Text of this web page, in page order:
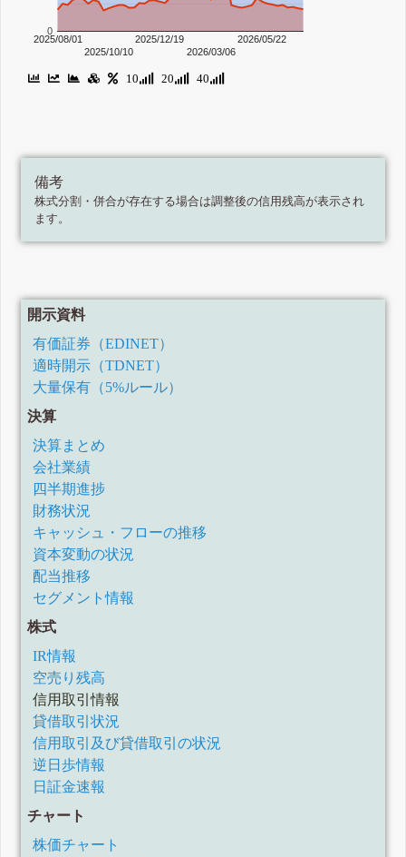
2025/08/01
2025/10/10
2025/12/19
2026/03/06
2026/05/22
0
10 20 40
備考
株式分割・併合が存在する場合は調整後の信用残高が表示され
ます。
開示資料
有価証券（EDINET）
適時開示（TDNET）
大量保有（5%ルール）
決算
決算まとめ
会社業績
四半期進捗
財務状況
キャッシュ・フローの推移
資本変動の状況
配当推移
セグメント情報
株式
IR情報
空売り残高
信用取引情報
貸借取引状況
信用取引及び貸借取引の状況
逆日歩情報
日証金速報
チャート
株価チャート